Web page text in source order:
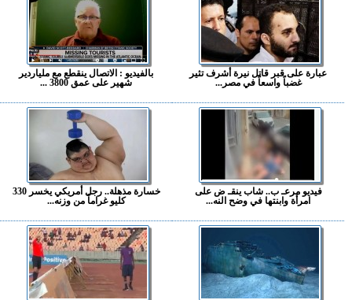
عبارة على قبر قاتل نيرة أشرف تثير
غضباً واسعاً في مصر...
بالفيديو : الاتصال ينقطع مع ملياردير
شهير على عمق 3800 ...
فيديو مرعـ ب.. شاب ينقـ ض على
امرأة وابنتها في وضح النه...
خسارة مذهلة.. رجل أمريكي يخسر 330
كليو غراماً من وزنه...